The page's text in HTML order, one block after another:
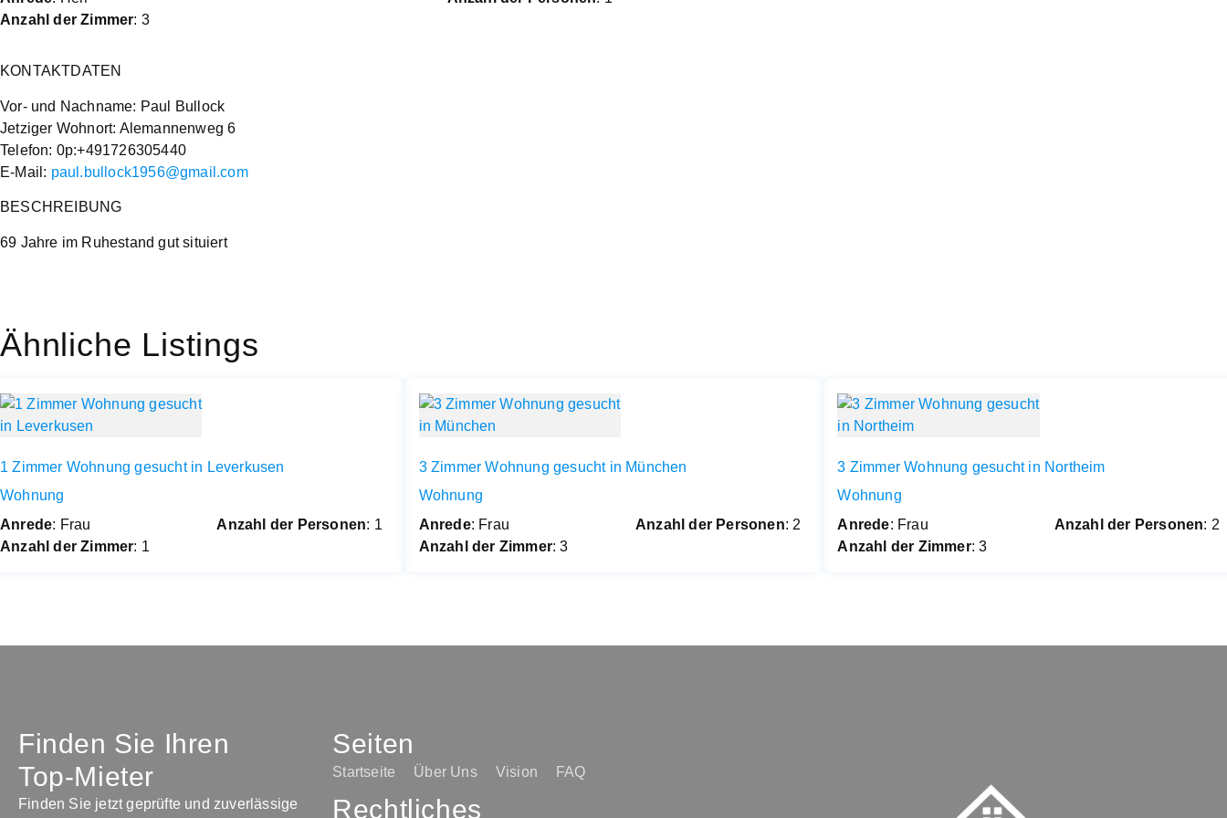
Anzahl der Zimmer: 3
KONTAKTDATEN
Vor- und Nachname: Paul Bullock
Jetziger Wohnort: Alemannenweg 6
Telefon: 0p:+491726305440
E-Mail: paul.bullock1956@gmail.com
BESCHREIBUNG
69 Jahre im Ruhestand gut situiert
Ähnliche Listings
1 Zimmer Wohnung gesucht in Leverkusen
Wohnung
Anrede: Frau Anzahl der Personen: 1
Anzahl der Zimmer: 1
3 Zimmer Wohnung gesucht in München
Wohnung
Anrede: Frau Anzahl der Personen: 2
Anzahl der Zimmer: 3
3 Zimmer Wohnung gesucht in Northeim
Wohnung
Anrede: Frau Anzahl der Personen: 2
Anzahl der Zimmer: 3
Finden Sie Ihren
Top-Mieter
Finden Sie jetzt geprüfte und zuverlässige
Seiten
Startseite Über Uns Vision FAQ
Rechtliches